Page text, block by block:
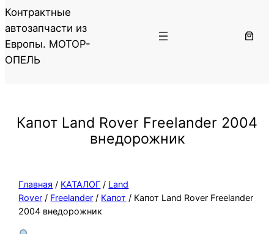
Контрактные
автозапчасти из
Европы. МОТОР-
ОПЕЛЬ
Капот Land Rover Freelander 2004
внедорожник
Главная / КАТАЛОГ / Land
Rover / Freelander / Капот / Капот Land Rover Freelander
2004 внедорожник